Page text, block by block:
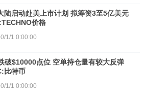
陆启动赴美上市计划 拟筹资3至5亿美元
价格
1/1 0:00:00
破$10000点位 空单持仓量有较大反弹
比特币
1/1 0:00:00